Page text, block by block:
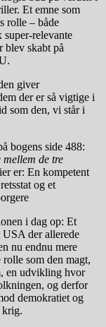
Et emne som
rolle – både
relevante
blev skabt på
giver
der er så vigtige i
som den, vi står i
bogens side 488:
de tre
er: En kompetent
og et
i dag op: Et
der allerede
nu endnu mere
som den magt,
en udvikling hvor
og derfor
demokratiet og
krig.